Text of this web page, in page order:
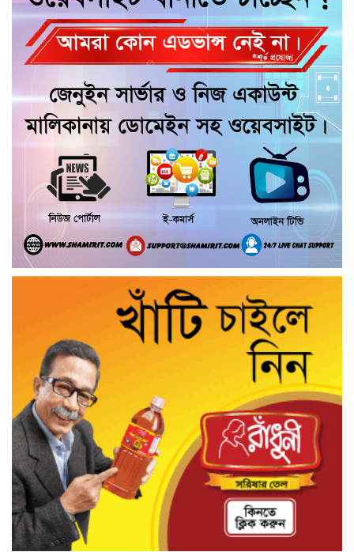
মার্কিন যুক্তরাষ্ট্র আমাদের ঘনিষ্ঠতম মিত্র:
তথ্যমন্ত্রী
আমেরিকান রাষ্ট্রদূতের গৌরনদীতে আন্তঃধর্মীয়
সংলাপ
গৌরনদীতে বিএনপির সাংগঠনিক মতবিনিময়
সভা
আশুলিয়ায় পৃথক অভিযানে ইয়াবা-হেরোইন-
গাঁজাসহ গ্রেপ্তার ৫
উজিরপুর উপজেলার ইউএনও ৬০ লাখ টাকা
ফেরত দিয়ে প্রশংসা কুড়িয়েছেন
আন্তর্জাতিক মেকআপ আর্টিস্ট সেলিনা মনিরের
ব্রাইডাল মাস্টারক্লাস ঢাকায় ৪ সেপ্টেম্বর থেকে